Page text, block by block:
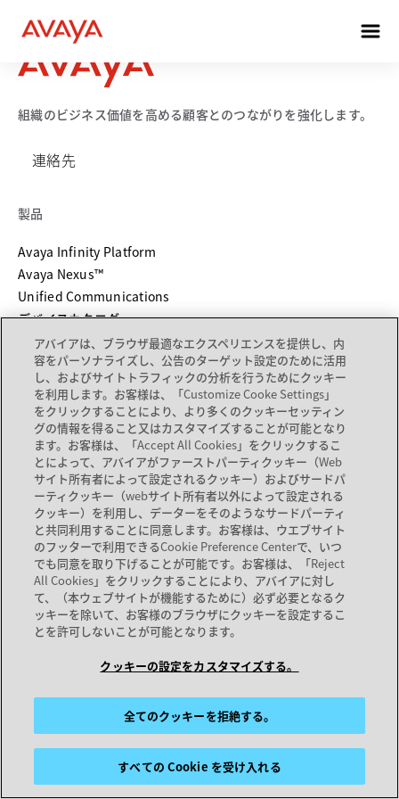
組織のビジネス価値を高める顧客とのつながりを強化します。
連絡先
製品
Avaya Infinity Platform
Avaya Nexus™
Unified Communications
デバイスカタログ
サービス ＆ サポート
サポート 新しいタブで開く
ドキュメント新しいタブで開く
サービス
パートナーロケーター
弊社
弊社
キャリア
© 2026 Avaya LLC
新しいタブで開く
新しいタブで開く
新しいタブで開く
アバイアは、ブラウザ最適なエクスペリエンスを提供し、内
容をパーソナライズし、公告のターゲット設定のために活用
し、およびサイトトラフィックの分析を行うためにクッキー
を利用します。お客様は、「Customize Cooke Settings」
をクリックすることにより、より多くのクッキーセッティン
グの情報を得ること又はカスタマイズすることが可能となり
ます。お客様は、「Accept All Cookies」をクリックするこ
とによって、アバイアがファーストパーティクッキー（Web
サイト所有者によって設定されるクッキー）およびサードパ
ーティクッキー（webサイト所有者以外によって設定される
クッキー）を利用し、データーをそのようなサードパーティ
と共同利用することに同意します。お客様は、ウエブサイト
のフッターで利用できるCookie Preference Centerで、いつ
でも同意を取り下げることが可能です。お客様は、「Reject
All Cookies」をクリックすることにより、アバイアに対し
て、（本ウェブサイトが機能するために）必ず必要となるク
ッキーを除いて、お客様のブラウザにクッキーを設定するこ
とを許可しないことが可能となります。
クッキーの設定をカスタマイズする。
全てのクッキーを拒絶する。
すべての Cookie を受け入れる